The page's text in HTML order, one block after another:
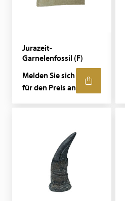
Jurazeit-
Garnelenfossil (F)
Melden Sie sich
für den Preis an